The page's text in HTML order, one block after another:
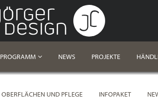
NEWS PROJEKTE
OBERFLÄCHEN UND PFLEGE INFOPAKET